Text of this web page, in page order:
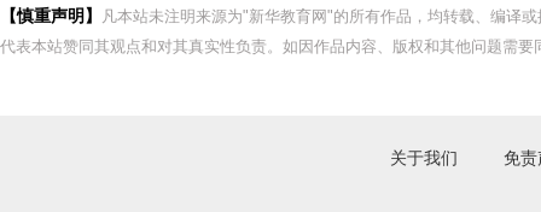
【慎重声明】
凡本站未注明来源为"新华教育网"的所有作品，均转载、编译
代表本站赞同其观点和对其真实性负责。如因作品内容、版权和其他问题需
关于我们 免责